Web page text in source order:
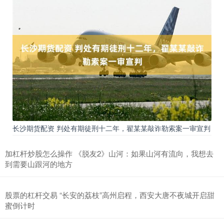
长沙期货配资 判处有期徒刑十二年，翟某某敲诈勒索案一审宣判
加杠杆炒股怎么操作 《脱友2》山河：如果山河有流向，我想去
到需要山跟河的地方
股票的杠杆交易 “长安的荔枝”高州启程，西安大唐不夜城开启甜
蜜倒计时